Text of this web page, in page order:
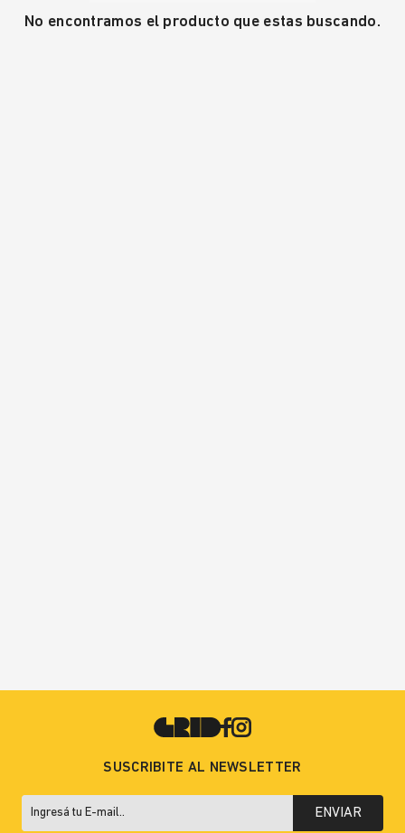
No encontramos el producto que estas buscando.
SUSCRIBITE AL NEWSLETTER
ENVIAR